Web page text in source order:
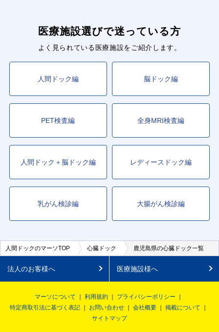
医療施設選びで迷っている方
よく見られている医療施設をご紹介します。
人間ドック編 脳ドック編
PET検査編 全身MRI検査編
人間ドック＋脳ドック編 レディースドック編
乳がん検診編 大腸がん検診編
人間ドックのマーソTOP 心臓ドック 鹿児島県の心臓ドック一覧
法人のお客様へ 医療施設様へ
マーソについて 利用規約
プライバシーポリシー
特定商取引法に基づく表記
お問い合わせ 会社概要
掲載について
サイトマップ